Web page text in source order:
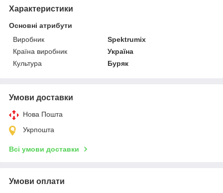
Характеристики
Основні атрибути
Виробник
Spektrumix
Країна виробник
Україна
Культура
Буряк
Умови доставки
Нова Пошта
Укрпошта
Всі умови доставки
Умови оплати